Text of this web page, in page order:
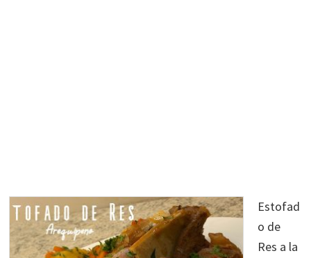
Estofad
o de
Res a la